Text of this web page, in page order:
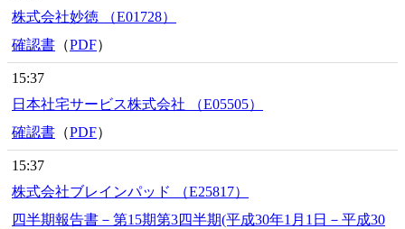
株式会社妙徳 （E01728）
確認書 （PDF）
15:37
日本社宅サービス株式会社 （E05505）
確認書 （PDF）
15:37
株式会社ブレインパッド （E25817）
四半期報告書－第15期第3四半期(平成30年1月1日－平成30